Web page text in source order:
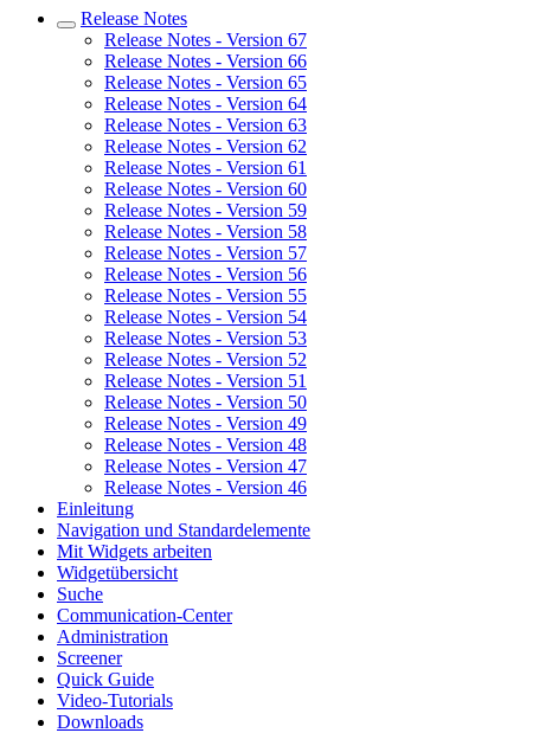
Release Notes
Release Notes - Version 67
Release Notes - Version 66
Release Notes - Version 65
Release Notes - Version 64
Release Notes - Version 63
Release Notes - Version 62
Release Notes - Version 61
Release Notes - Version 60
Release Notes - Version 59
Release Notes - Version 58
Release Notes - Version 57
Release Notes - Version 56
Release Notes - Version 55
Release Notes - Version 54
Release Notes - Version 53
Release Notes - Version 52
Release Notes - Version 51
Release Notes - Version 50
Release Notes - Version 49
Release Notes - Version 48
Release Notes - Version 47
Release Notes - Version 46
Einleitung
Navigation und Standardelemente
Mit Widgets arbeiten
Widgetübersicht
Suche
Communication-Center
Administration
Screener
Quick Guide
Video-Tutorials
Downloads